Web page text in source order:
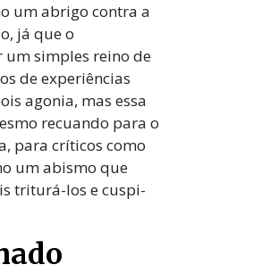
um abrigo contra a
já que o
um simples reino de
de experiências
agonia, mas essa
recuando para o
para críticos como
um abismo que
triturá-los e cuspi-